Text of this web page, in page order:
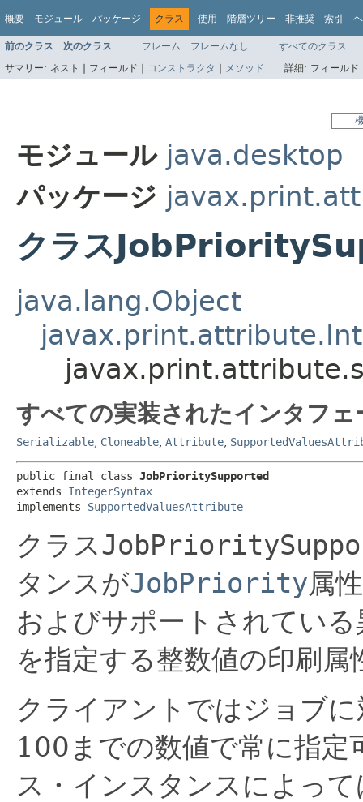
概要 モジュール パッケージ クラス 使用 階層ツリー 非推奨 索引
前のクラス 次のクラス フレーム フレームなし
すべてのクラス
サマリー: ネスト | フィールド | コンストラクタ | メソッド 詳細: フィール
モジュール java.desktop
パッケージ
クラス
java.lang.Object
すべての実装されたインタフ
Serializable Cloneable Attribute
public final class JobPrioritySupported
extends IntegerSyntax
implements SupportedValuesAttribute
クラス
タンスがJobPriority属
およびサポートされてい
を指定する整数値の印刷
クライアントではジョブ
100までの数値で常に指定
ス・インスタンスによっ